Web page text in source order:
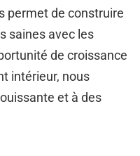
permet de construire
saines avec les
de croissance
intérieur, nous
et à des